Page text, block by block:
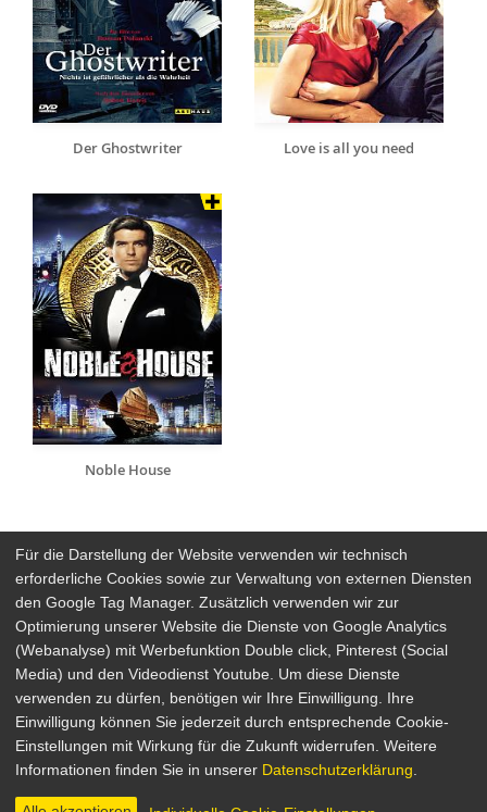
Der Ghostwriter Love is all you need
Noble House
Arthaus Stores
Social Media
Detailsuche
Newsletter
Über Arthaus
Impressum
Datenschutz
AGB
Für die Darstellung der Website verwenden wir technisch
erforderliche Cookies sowie zur Verwaltung von externen Diensten
den Google Tag Manager. Zusätzlich verwenden wir zur
Optimierung unserer Website die Dienste von Google Analytics
(Webanalyse) mit Werbefunktion Double click, Pinterest (Social
Media) und den Videodienst Youtube. Um diese Dienste
verwenden zu dürfen, benötigen wir Ihre Einwilligung. Ihre
Einwilligung können Sie jederzeit durch entsprechende Cookie-
Einstellungen mit Wirkung für die Zukunft widerrufen. Weitere
Informationen finden Sie in unserer Datenschutzerklärung